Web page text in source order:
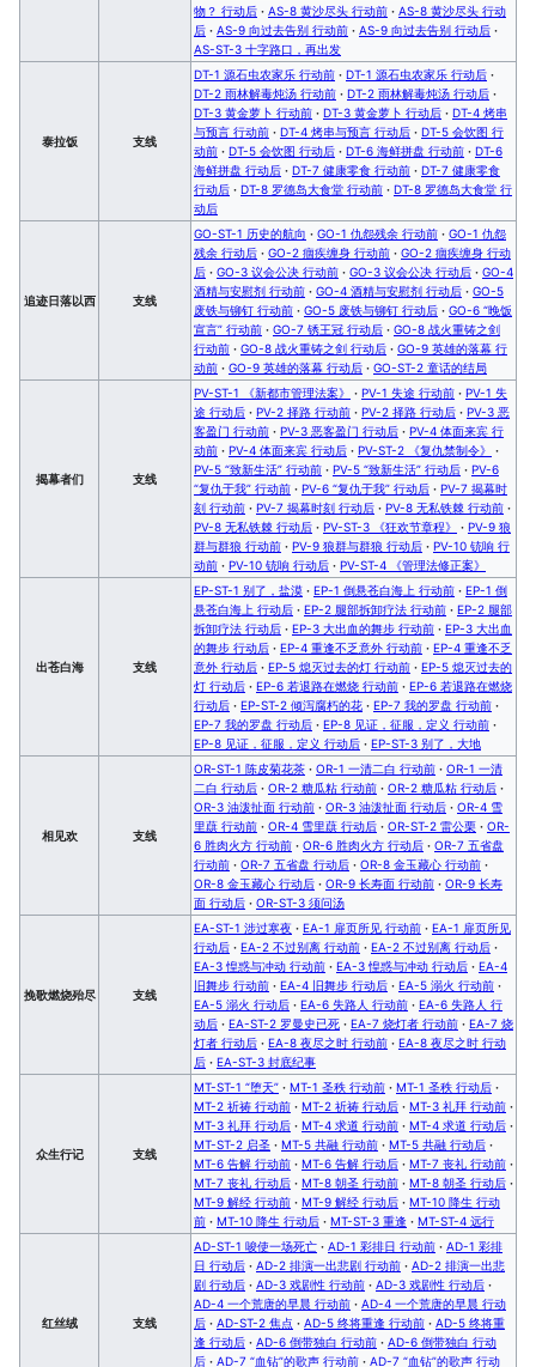
物？ 行动后 · AS-8 黄沙尽头 行动前 · AS-8 黄沙尽头 行动
后 · AS-9 向过去告别 行动前 · AS-9 向过去告别 行动后 ·
AS-ST-3 十字路口，再出发
泰拉饭 支线
DT-1 源石虫农家乐 行动前 · DT-1 源石虫农家乐 行动后 ·
DT-2 雨林解毒炖汤 行动前 · DT-2 雨林解毒炖汤 行动后 ·
DT-3 黄金萝卜 行动前 · DT-3 黄金萝卜 行动后 · DT-4 烤串
与预言 行动前 · DT-4 烤串与预言 行动后 · DT-5 会饮图 行
动前 · DT-5 会饮图 行动后 · DT-6 海鲜拼盘 行动前 · DT-6
海鲜拼盘 行动后 · DT-7 健康零食 行动前 · DT-7 健康零食
行动后 · DT-8 罗德岛大食堂 行动前 · DT-8 罗德岛大食堂 行
动后
追迹日落以西 支线
GO-ST-1 历史的航向 · GO-1 仇怨残余 行动前 · GO-1 仇怨
残余 行动后 · GO-2 痼疾缠身 行动前 · GO-2 痼疾缠身 行动
后 · GO-3 议会公决 行动前 · GO-3 议会公决 行动后 · GO-4
酒精与安慰剂 行动前 · GO-4 酒精与安慰剂 行动后 · GO-5
废铁与铆钉 行动前 · GO-5 废铁与铆钉 行动后 · GO-6 “晚饭
宣言” 行动前 · GO-7 锈王冠 行动后 · GO-8 战火重铸之剑
行动前 · GO-8 战火重铸之剑 行动后 · GO-9 英雄的落幕 行
动前 · GO-9 英雄的落幕 行动后 · GO-ST-2 童话的结局
揭幕者们 支线
PV-ST-1 《新都市管理法案》 · PV-1 失途 行动前 · PV-1 失
途 行动后 · PV-2 择路 行动前 · PV-2 择路 行动后 · PV-3 恶
客盈门 行动前 · PV-3 恶客盈门 行动后 · PV-4 体面来宾 行
动前 · PV-4 体面来宾 行动后 · PV-ST-2 《复仇禁制令》
·
PV-5 “致新生活” 行动前 · PV-5 “致新生活” 行动后 · PV-6
“复仇于我” 行动前 · PV-6 “复仇于我” 行动后 · PV-7 揭幕时
刻 行动前 · PV-7 揭幕时刻 行动后 · PV-8 无私铁棘 行动前 ·
PV-8 无私铁棘 行动后 · PV-ST-3 《狂欢节章程》 · PV-9 狼
群与群狼 行动前 · PV-9 狼群与群狼 行动后 · PV-10 铳响 行
动前 · PV-10 铳响 行动后 · PV-ST-4 《管理法修正案》
出苍白海 支线
EP-ST-1 别了，盐漠 · EP-1 倒悬苍白海上 行动前 · EP-1 倒
悬苍白海上 行动后 · EP-2 腿部拆卸疗法 行动前 · EP-2 腿部
拆卸疗法 行动后 · EP-3 大出血的舞步 行动前 · EP-3 大出血
的舞步 行动后 · EP-4 重逢不乏意外 行动前 · EP-4 重逢不乏
意外 行动后 · EP-5 熄灭过去的灯 行动前 · EP-5 熄灭过去的
灯 行动后 · EP-6 若退路在燃烧 行动前 · EP-6 若退路在燃烧
行动后 · EP-ST-2 倾泻腐朽的花 · EP-7 我的罗盘 行动前 ·
EP-7 我的罗盘 行动后 · EP-8 见证，征服，定义 行动前 ·
EP-8 见证，征服，定义 行动后 · EP-ST-3 别了，大地
相见欢 支线
OR-ST-1 陈皮菊花茶 · OR-1 一清二白 行动前 · OR-1 一清
二白 行动后 · OR-2 糖瓜粘 行动前 · OR-2 糖瓜粘 行动后 ·
OR-3 油泼扯面 行动前 · OR-3 油泼扯面 行动后 · OR-4 雪
里蕻 行动前 · OR-4 雪里蕻 行动后 · OR-ST-2 雷公栗 · OR-
6 胜肉火方 行动前 · OR-6 胜肉火方 行动后 · OR-7 五省盘
行动前 · OR-7 五省盘 行动后 · OR-8 金玉藏心 行动前 ·
OR-8 金玉藏心 行动后 · OR-9 长寿面 行动前 · OR-9 长寿
面 行动后 · OR-ST-3 须问汤
挽歌燃烧殆尽 支线
EA-ST-1 涉过寒夜 · EA-1 扉页所见 行动前 · EA-1 扉页所见
行动后 · EA-2 不过别离 行动前 · EA-2 不过别离 行动后 ·
EA-3 惶惑与冲动 行动前 · EA-3 惶惑与冲动 行动后 · EA-4
旧舞步 行动前 · EA-4 旧舞步 行动后 · EA-5 溺火 行动前 ·
EA-5 溺火 行动后 · EA-6 失路人 行动前 · EA-6 失路人 行
动后 · EA-ST-2 罗曼史已死 · EA-7 烧灯者 行动前 · EA-7 烧
灯者 行动后 · EA-8 夜尽之时 行动前 · EA-8 夜尽之时 行动
后 · EA-ST-3 封底纪事
众生行记 支线
MT-ST-1 “堕天” · MT-1 圣秩 行动前 · MT-1 圣秩 行动后 ·
MT-2 祈祷 行动前 · MT-2 祈祷 行动后 · MT-3 礼拜 行动前 ·
MT-3 礼拜 行动后 · MT-4 求道 行动前 · MT-4 求道 行动后 ·
MT-ST-2 启圣 · MT-5 共融 行动前 · MT-5 共融 行动后 ·
MT-6 告解 行动前 · MT-6 告解 行动后 · MT-7 丧礼 行动前 ·
MT-7 丧礼 行动后 · MT-8 朝圣 行动前 · MT-8 朝圣 行动后 ·
MT-9 解经 行动前 · MT-9 解经 行动后 · MT-10 降生 行动
前 · MT-10 降生 行动后 · MT-ST-3 重逢 · MT-ST-4 远行
红丝绒 支线
AD-ST-1 唆使一场死亡 · AD-1 彩排日 行动前 · AD-1 彩排
日 行动后 · AD-2 排演一出悲剧 行动前 · AD-2 排演一出悲
剧 行动后 · AD-3 戏剧性 行动前 · AD-3 戏剧性 行动后 ·
AD-4 一个荒唐的早晨 行动前 · AD-4 一个荒唐的早晨 行动
后 · AD-ST-2 焦点 · AD-5 终将重逢 行动前 · AD-5 终将重
逢 行动后 · AD-6 倒带独白 行动前 · AD-6 倒带独白 行动
后 · AD-7 “血钻”的歌声 行动前 · AD-7 “血钻”的歌声 行动